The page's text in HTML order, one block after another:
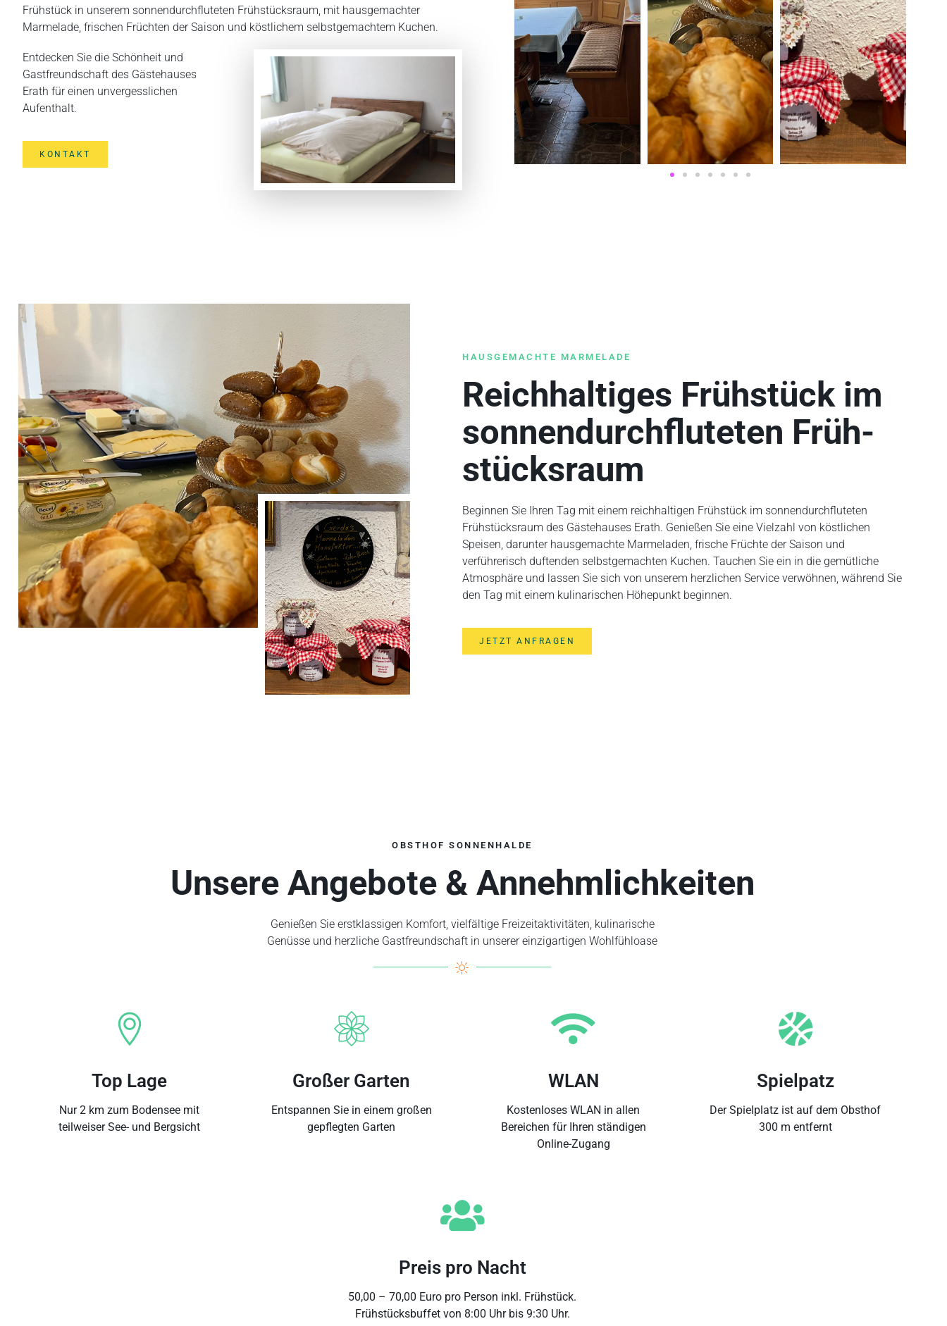
Frühstück in unserem sonnendurchfluteten Frühstücksraum, mit hausgemachter
Marmelade, frischen Früchten der Saison und köstlichem selbstgemachtem Kuchen.
Entdecken Sie die Schönheit und
Gastfreundschaft des Gästehauses
Erath für einen unvergesslichen
Aufenthalt.
KONTAKT
HAUSGEMACHTE MARMELADE
Reichhaltiges Frühstück im
sonnen­durchfluteten Früh­
stücksraum
Beginnen Sie Ihren Tag mit einem reichhaltigen Frühstück im sonnendurchfluteten
Frühstücksraum des Gästehauses Erath. Genießen Sie eine Vielzahl von köstlichen
Speisen, darunter hausgemachte Marmeladen, frische Früchte der Saison und
verführerisch duftenden selbstgemachten Kuchen. Tauchen Sie ein in die gemütliche
Atmosphäre und lassen Sie sich von unserem herzlichen Service verwöhnen, während Sie
den Tag mit einem kulinarischen Höhepunkt beginnen.
JETZT ANFRAGEN
OBSTHOF SONNENHALDE
Unsere Angebote & Annehmlichkeiten
Genießen Sie erstklassigen Komfort, vielfältige Freizeitaktivitäten, kulinarische
Genüsse und herzliche Gastfreundschaft in unserer einzigartigen Wohlfühloase
Top Lage
Nur 2 km zum Bodensee mit
teilweiser See- und Bergsicht
Großer Garten
Entspannen Sie in einem großen
gepflegten Garten
WLAN
Kostenloses WLAN in allen
Bereichen für Ihren ständigen
Online-Zugang
Spielpatz
Der Spielplatz ist auf dem Obsthof
300 m entfernt
Preis pro Nacht
50,00 – 70,00 Euro pro Person inkl. Frühstück.
Frühstücksbuffet von 8:00 Uhr bis 9:30 Uhr.